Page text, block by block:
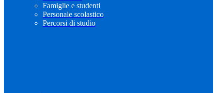
Famiglie e studenti
Personale scolastico
Percorsi di studio